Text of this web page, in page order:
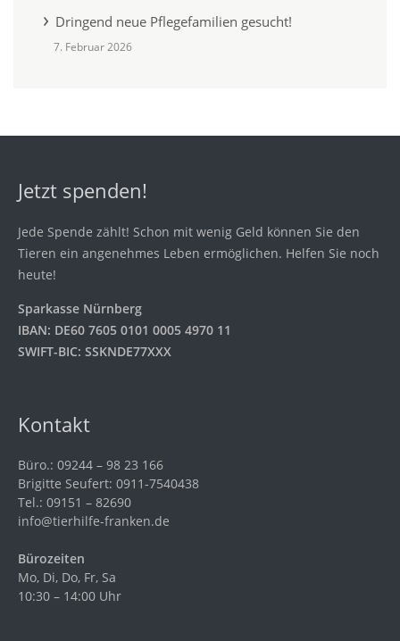
Dringend neue Pflegefamilien gesucht!
7. Februar 2026
Jetzt spenden!
Jede Spende zählt! Schon mit wenig Geld können Sie den
Tieren ein angenehmes Leben ermöglichen. Helfen Sie noch
heute!
Sparkasse Nürnberg
IBAN: DE60 7605 0101 0005 4970 11
SWIFT-BIC: SSKNDE77XXX
Kontakt
Büro.: 09244 – 98 23 166
Brigitte Seufert: 0911-7540438
Tel.: 09151 – 82690
info@tierhilfe-franken.de
Bürozeiten
Mo, Di, Do, Fr, Sa
10:30 – 14:00 Uhr